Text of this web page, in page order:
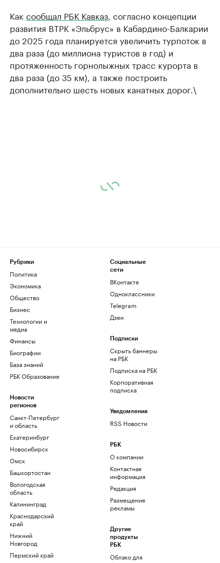
Как сообщал РБК Кавказ , согласно концепции
развития ВТРК «Эльбрус» в Кабардино-Балкарии
до 2025 года планируется увеличить турпоток в
два раза (до миллиона туристов в год) и
протяженность горнолыжных трасс курорта в
два раза (до 35 км), а также построить
дополнительно шесть новых канатных дорог.\
Рубрики
Политика
Экономика
Общество
Бизнес
Технологии и
медиа
Финансы
Биографии
База знаний
РБК Образование
Новости
регионов
Санкт-Петербург
и область
Екатеринбург
Новосибирск
Омск
Башкортостан
Вологодская
область
Калининград
Краснодарский
край
Нижний
Новгород
Пермский край
Социальные
сети
ВКонтакте
Одноклассники
Telegram
Дзен
Подписки
Скрыть баннеры
на РБК
Подписка на РБК
Корпоративная
подписка
Уведомления
RSS Новости
РБК
О компании
Контактная
информация
Редакция
Размещение
рекламы
Другие
продукты
РБК
Облако для